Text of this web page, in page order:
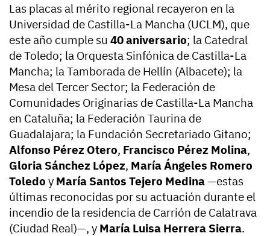
Las placas al mérito regional recayeron en la
Universidad de Castilla-La Mancha (UCLM), que
este año cumple su 40 aniversario; la Catedral
de Toledo; la Orquesta Sinfónica de Castilla-La
Mancha; la Tamborada de Hellín (Albacete); la
Mesa del Tercer Sector; la Federación de
Comunidades Originarias de Castilla-La Mancha
en Cataluña; la Federación Taurina de
Guadalajara; la Fundación Secretariado Gitano;
Alfonso Pérez Otero, Francisco Pérez Molina,
Gloria Sánchez López, María Ángeles Romero
Toledo y María Santos Tejero Medina—estas
últimas reconocidas por su actuación durante el
incendio de la residencia de Carrión de Calatrava
(Ciudad Real)—, y María Luisa Herrera Sierra.